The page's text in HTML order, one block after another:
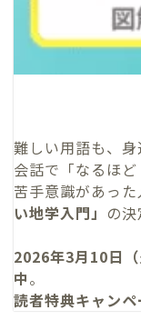
難しい用語も、
会話で「なるほど
苦手意識があった
い地学入門」 の決
2026年3月10日
中。
読者特典キャン